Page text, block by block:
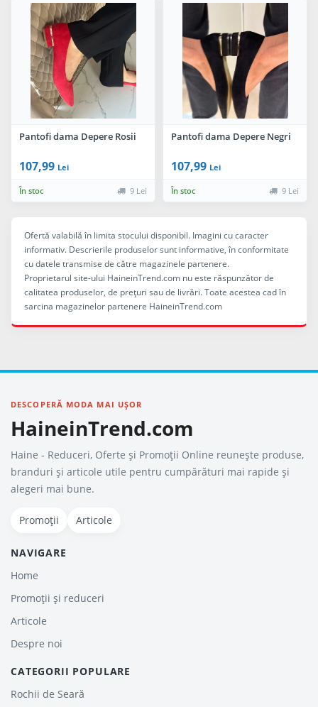
Pantofi dama Depere Rosii
107,99 Lei
În stoc 9 Lei
Pantofi dama Depere Negri
107,99 Lei
În stoc 9 Lei
Ofertă valabilă în limita stocului disponibil. Imagini cu caracter
informativ. Descrierile produselor sunt informative, în conformitate
cu datele transmise de către magazinele partenere.
Proprietarul site-ului HaineinTrend.com nu este răspunzător de
calitatea produselor, de preţuri sau de livrări. Toate acestea cad în
sarcina magazinelor partenere HaineinTrend.com
DESCOPERĂ MODA MAI UȘOR
HaineinTrend.com
Haine - Reduceri, Oferte şi Promoţii Online reunește produse,
branduri și articole utile pentru cumpărături mai rapide și
alegeri mai bune.
Promoții Articole
NAVIGARE
Home
Promoții și reduceri
Articole
Despre noi
CATEGORII POPULARE
Rochii de Seară